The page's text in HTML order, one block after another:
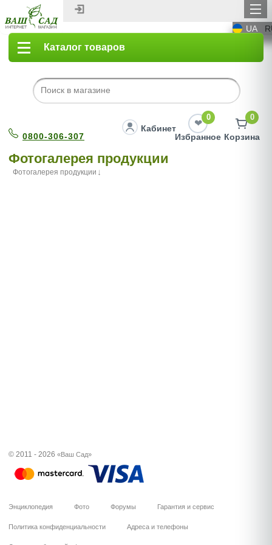
UA
Каталог товаров
0800-306-307
Кабинет
0
Избранное
0
Корзина
Фотогалерея продукции
Фотогалерея продукции
© 2011 - 2026 «Ваш Сад»
Энциклопедия Фото Форумы Гарантия и сервис
Политика конфиденциальности Адреса и телефоны